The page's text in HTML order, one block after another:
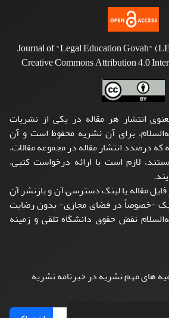
Journal of "Legal Education Govah"
Creative Commons Attribution 4.0
انتشار هر مقاله در یکی از نشریات
برای آن نشریه محفوظ است و آن
که درصدد انتشار مقاله در مجموعه مقالات،
لازم است با ارائه درخواست کتبی،
مقاله یا لینک دسترسی آن و بازنشر آن
-خصوصاً در فضای مجازی- بدون رضایت
نقض حقوق دانشگاه تلقی و زمینه
های مهم نشریه در خبرنامه نشریه